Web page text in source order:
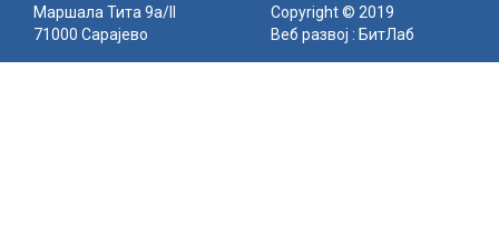
Маршала Тита 9а/II
71000 Сарајево
Copyright © 2019
Веб развој : БитЛаб